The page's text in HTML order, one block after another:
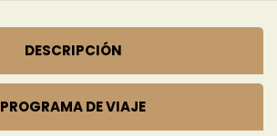
DESCRIPCIÓN
PROGRAMA DE VIAJE